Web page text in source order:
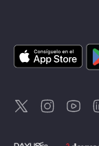
DayuseSingapur
DayuseSuecia
DayuseTailandia
DayuseNueva
DayuseTurquía